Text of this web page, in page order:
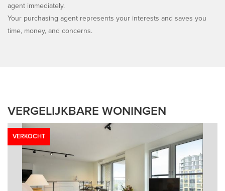
agent immediately.
Your purchasing agent represents your interests and saves you
time, money, and concerns.
VERGELIJKBARE WONINGEN
VERKOCHT